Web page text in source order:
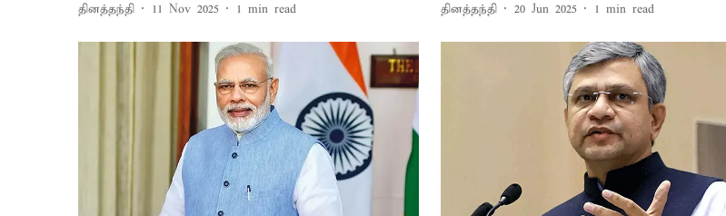
தினத்தந்தி 11 Nov 2025 1 min read தினத்தந்தி 20 Jun 2025 1 min read